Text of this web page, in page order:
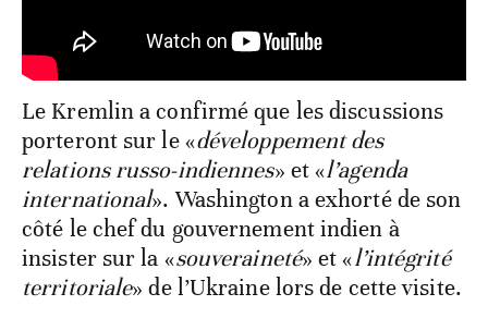
Le Kremlin a confirmé que les discussions
porteront sur le «développement des
relations russo-indiennes» et «l’agenda
international». Washington a exhorté de son
côté le chef du gouvernement indien à
insister sur la «souveraineté» et «l’intégrité
territoriale» de l’Ukraine lors de cette visite.